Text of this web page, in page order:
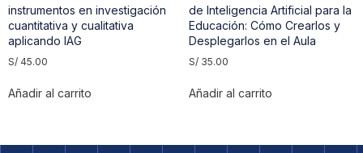
instrumentos en investigación
cuantitativa y cualitativa
aplicando IAG
S/ 45.00
Añadir al carrito
de Inteligencia Artificial para la
Educación: Cómo Crearlos y
Desplegarlos en el Aula
S/35.00
Añadir al carrito